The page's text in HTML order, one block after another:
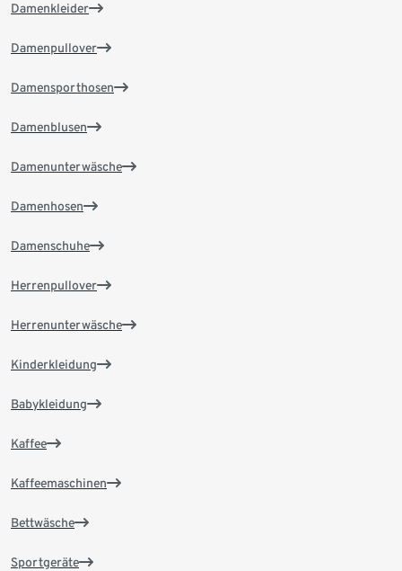
Damenkleider
Damenpullover
Damensporthosen
Damenblusen
Damenunterwäsche
Damenhosen
Damenschuhe
Herrenpullover
Herrenunterwäsche
Kinderkleidung
Babykleidung
Kaffee
Kaffeemaschinen
Bettwäsche
Sportgeräte